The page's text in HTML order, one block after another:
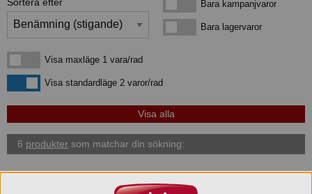
Bara kampanjvarorBara kampanjvaror
Bara lagervarorBara lagervaror
Visa maxläge 1 vara/rad
Visa maxläge 1 vara/rad
Visa standardlägeVisa standardläge 2 varor/rad
6 produkter som matchar din sökning: